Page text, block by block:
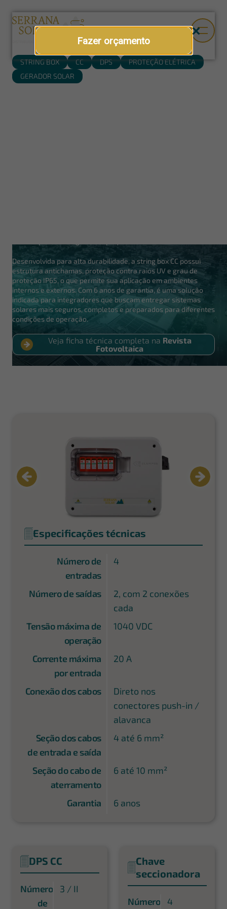
Fazer orçamento
STRING BOX CC DPS
PROTEÇÃO ELÉTRICA
GERADOR SOLAR
Desenvolvida para alta durabilidade, a string box CC possui
estrutura antichamas, proteção contra raios UV e grau de
proteção IP65, o que permite sua aplicação em ambientes
internos e externos. Com 6 anos de garantia, é uma solução
indicada para integradores que buscam entregar sistemas
solares mais seguros, completos e preparados para diferentes
condições de operação.
Veja ficha técnica completa na Revista
Fotovoltaica
Especificações técnicas
Número de
entradas
4
Número de saídas
2, com 2 conexões
cada
Tensão máxima de
operação
1040 VDC
Corrente máxima
por entrada
20 A
Conexão dos cabos
Direto nos
conectores push-in /
alavanca
Seção dos cabos
de entrada e saída
4 até 6 mm²
Seção do cabo de
aterramento
6 até 10 mm²
Garantia 6 anos
DPS CC
Número
de
3 / II
Chave
seccionadora
Número
4